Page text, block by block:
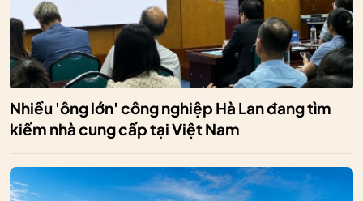
Nhiều 'ông lớn' công nghiệp Hà Lan đang tìm
kiếm nhà cung cấp tại Việt Nam